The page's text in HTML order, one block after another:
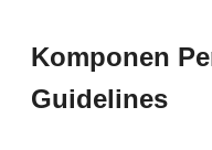
Komponen
Guidelines